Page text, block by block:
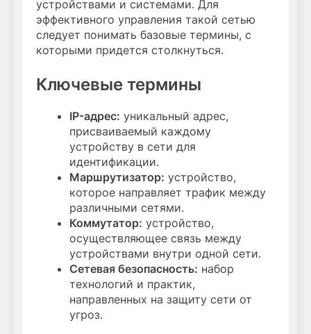
устройствами и системами. Для
эффективного управления такой сетью
следует понимать базовые термины, с
которыми придется столкнуться.
Ключевые термины
IP-адрес: уникальный адрес,
присваиваемый каждому
устройству в сети для
идентификации.
Маршрутизатор: устройство,
которое направляет трафик между
различными сетями.
Коммутатор: устройство,
осуществляющее связь между
устройствами внутри одной сети.
Сетевая безопасность: набор
технологий и практик,
направленных на защиту сети от
угроз.